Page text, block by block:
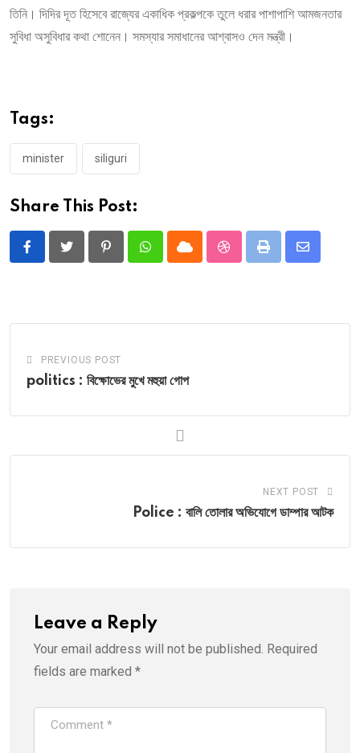
তিনি। দিদির দূত হিসেবে রাজ্যের একাধিক প্রকল্পকে তুলে ধরার পাশাপাশি আমজনতার
সুবিধা অসুবিধার কথা শোনেন। সমস্যার সমাধানের আশ্বাসও দেন মন্ত্রী।
Tags:
minister siliguri
Share This Post:
PinterestWhatsappCloud StumbleUpon
Print
Share
PREVIOUS POST
politics : বিক্ষোভের মুখে মহুয়া গোপ
NEXT POST
Police : বালি তোলার অভিযোগে ডাম্পার আটক
Leave a Reply
Your email address will not be published. Required
fields are marked *